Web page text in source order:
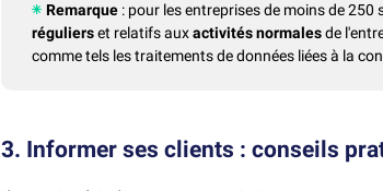
Remarque : pour les entreprises de moins de
régulierset relatifs auxactivitésnormalesde
comme tels les traitements de données liées à la
3. Informer ses clients : conseils